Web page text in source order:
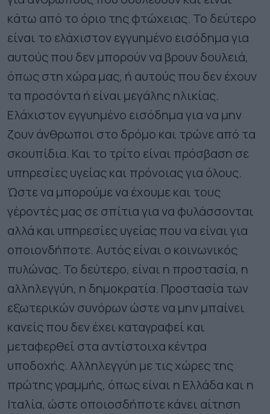
κάτω από το όριο της φτώχειας. Το δεύτερο
είναι το ελάχιστον εγγυημένο εισόδημα για
αυτούς που δεν μπορούν να βρουν δουλειά,
όπως στη χώρα μας, ή αυτούς που δεν έχουν
τα προσόντα ή είναι μεγάλης ηλικίας.
Ελάχιστον εγγυημένο εισόδημα για να μην
ζουν άνθρωποι στο δρόμο και τρώνε από τα
σκουπίδια. Και το τρίτο είναι πρόσβαση σε
υπηρεσίες υγείας και πρόνοιας για όλους.
Ώστε να μπορούμε να έχουμε και τους
γέροντές μας σε σπίτια για να φυλάσσονται
αλλά και υπηρεσίες υγείας που να είναι για
οποιονδήποτε. Αυτός είναι ο κοινωνικός
πυλώνας. Το δεύτερο, είναι η προστασία, η
αλληλεγγύη, η δημοκρατία. Προστασία των
εξωτερικών συνόρων ώστε να μην μπαίνει
κανείς που δεν έχει καταγραφεί και
μεταφερθεί στα αντίστοιχα κέντρα
υποδοχής. Αλληλεγγύη με τις χώρες της
πρώτης γραμμής, όπως είναι η Ελλάδα και η
Ιταλία, ώστε οποιοσδήποτε κάνει αίτηση